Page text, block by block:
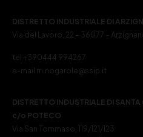
DISTRETTO INDUSTRIALE DI
Via del Lavoro, 22 – 36077 –
tel +390444 994267
e-mail m.nogarole@ssip.it
DISTRETTO INDUSTRIALE DI
c/o POTECO
Via San Tommaso, 119/121/123